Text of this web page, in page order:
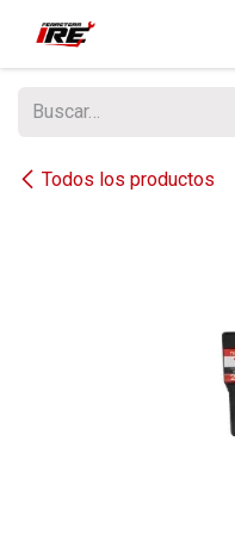
Todos los productos